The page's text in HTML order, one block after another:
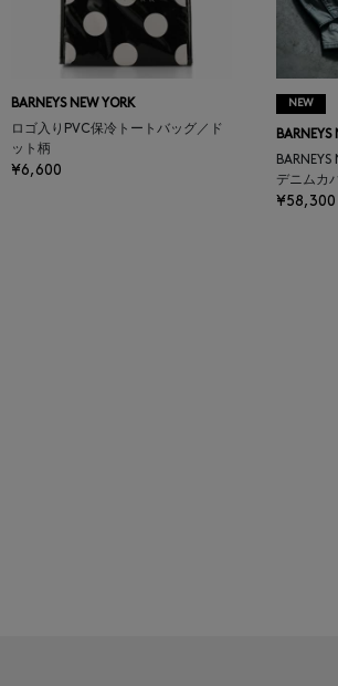
BARNEYS NEW YORK
ロゴ入りPVC保冷トートバッグ／ド
ット柄
¥6,600
NEW
BARNEYS
デニムカ
¥58,300